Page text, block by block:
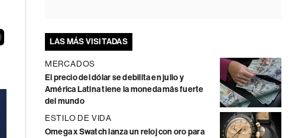
LAS MÁS VISITADAS
MERCADOS
El precio del dólar se debilita en julio y
América Latina tiene la moneda más fuerte
del mundo
ESTILO DE VIDA
Omega x Swatch lanza un reloj con oro para